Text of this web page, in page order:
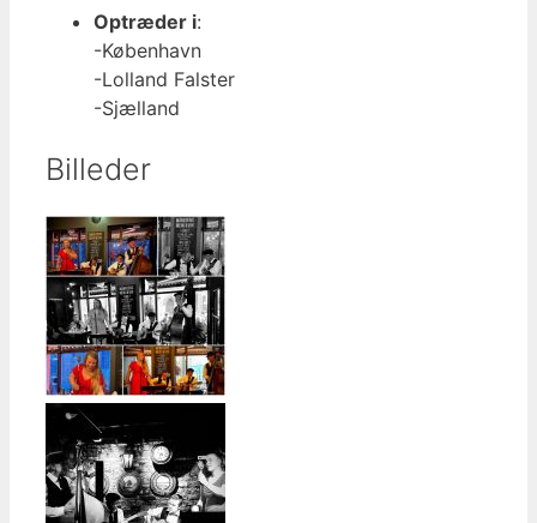
Optræder i:
-København
-Lolland Falster
-Sjælland
Billeder